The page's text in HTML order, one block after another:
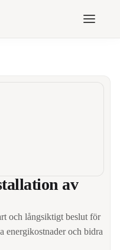
att hålla ditt
och
av
och långsiktigt beslut för
energikostnader och bidra